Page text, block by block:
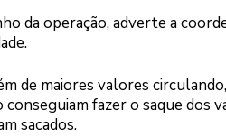
da operação, adverte a
de maiores valores
conseguiam fazer o saque dos
sacados.